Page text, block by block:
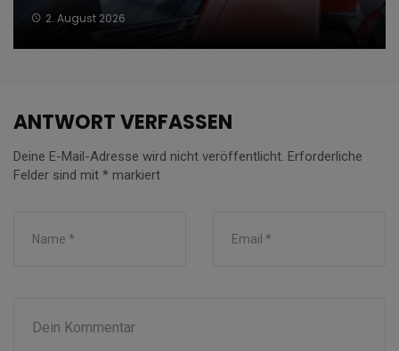
2. August 2026
ANTWORT VERFASSEN
Deine E-Mail-Adresse wird nicht veröffentlicht. Erforderliche
Felder sind mit * markiert